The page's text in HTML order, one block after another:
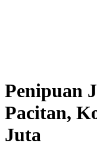
Penipuan
Pacitan,
Juta